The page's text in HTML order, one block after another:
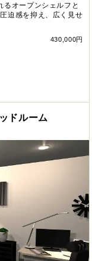
るオープンシェルフと
迫感を抑え、広く見せ
430,000円
ドルーム